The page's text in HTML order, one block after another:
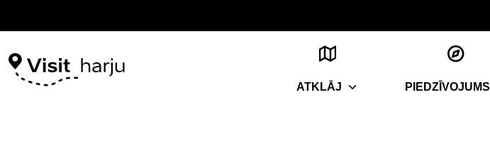
ATKLĀJ PIEDZĪVOJUMS